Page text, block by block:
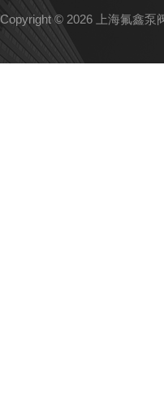
Copyright © 2026 上海氟鑫泵